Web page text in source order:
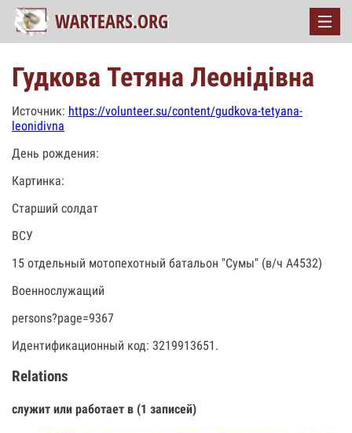
Гудкова Тетяна Леонідівна
Источник: https://volunteer.su/content/gudkova-tetyana-
leonidivna
День рождения:
Картинка:
Старший солдат
ВСУ
15 отдельный мотопехотный батальон "Сумы" (в/ч А4532)
Военнослужащий
persons?page=9367
Идентификационный код: 3219913651.
Relations
служит или работает в (1 записей)